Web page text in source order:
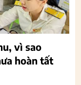
vì sao
hoàn tất